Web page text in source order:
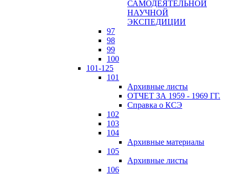
САМОДЕЯТЕЛЬНОЙ
НАУЧНОЙ
ЭКСПЕДИЦИИ
97
98
99
100
101-125
101
Архивные листы
ОТЧЕТ ЗА 1959 - 1969 ГГ.
Справка о КСЭ
102
103
104
Архивные материалы
105
Архивные листы
106